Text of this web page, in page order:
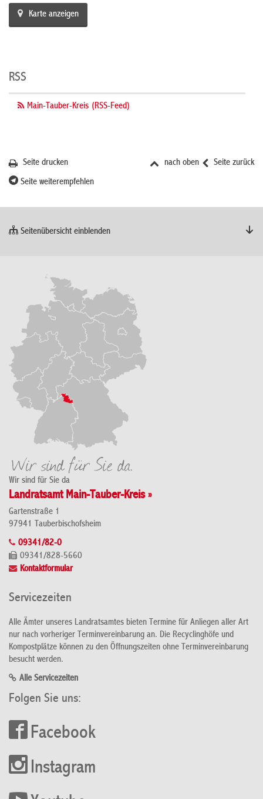
Karte anzeigen
RSS
Main-Tauber-Kreis (RSS-Feed)
Seite zurück
nach oben
Seite drucken
Seite weiterempfehlen
Seitenübersicht einblenden
Wir sind für Sie da
Landratsamt Main-Tauber-Kreis »
Gartenstraße 1
97941 Tauberbischofsheim
09341/82-0
09341/828-5660
Kontaktformular
Servicezeiten
Alle Ämter unseres Landratsamtes bieten Termine für Anliegen aller Art
nur nach vorheriger Terminvereinbarung an. Die Recyclinghöfe und
Kompostplätze können zu den Öffnungszeiten ohne Terminvereinbarung
besucht werden.
Alle Servicezeiten
Folgen Sie uns:
Facebook
Instagram